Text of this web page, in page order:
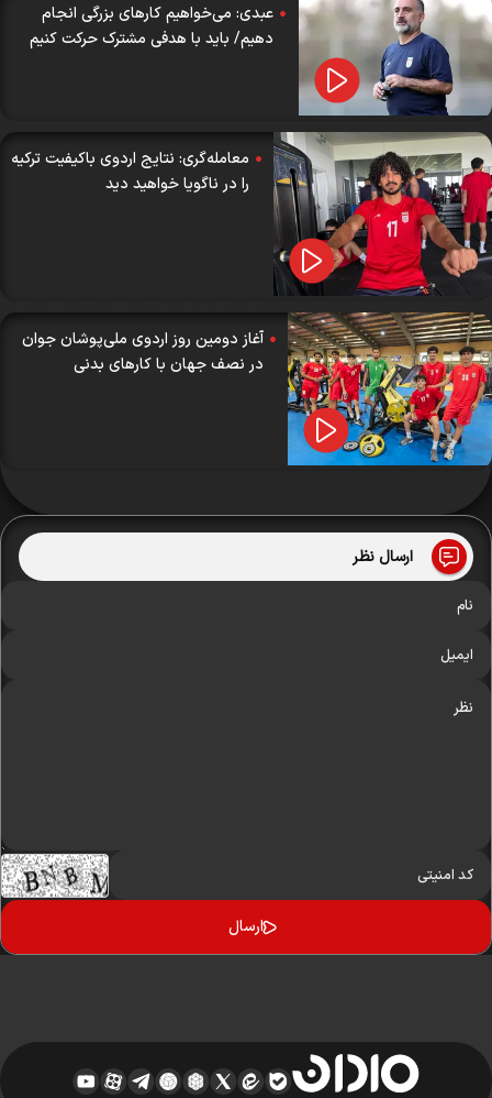
عبدی: می‌خواهیم کارهای بزرگی انجام
دهیم/ باید با هدفی مشترک حرکت کنیم
معامله‌گری: نتایج اردوی باکیفیت ترکیه
را در ناگویا خواهید دید
آغاز دومین روز اردوی ملی‌پوشان جوان
در نصف جهان با کارهای بدنی
ارسال نظر